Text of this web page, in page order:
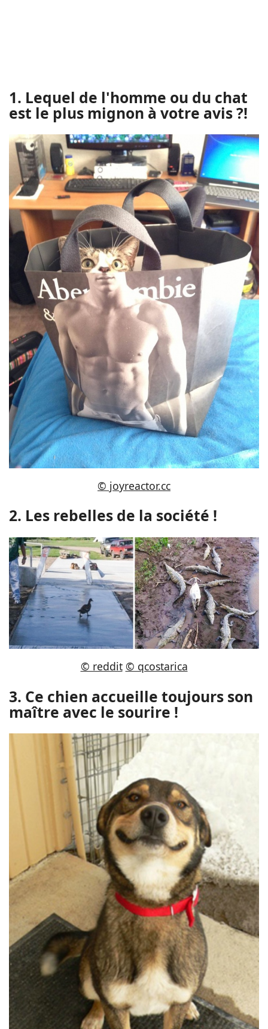
1. Lequel de l'homme ou du chat
est le plus mignon à votre avis ?!
© joyreactor.cc
2. Les rebelles de la société !
© reddit © qcostarica
3. Ce chien accueille toujours son
maître avec le sourire !